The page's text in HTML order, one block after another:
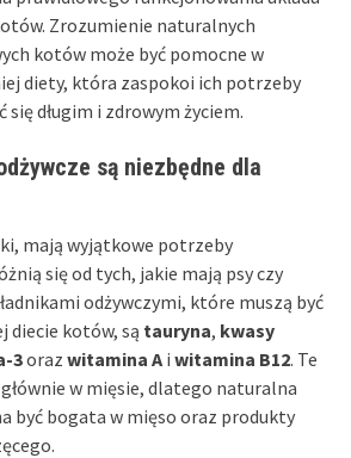
Zrozumienie naturalnych
kotów może być pomocne w
diety, która zaspokoi ich potrzeby
długim i zdrowym życiem.
są niezbędne dla
mają wyjątkowe potrzeby
się od tych, jakie mają psy czy
odżywczymi, które muszą być
diecie kotów, są tauryna, kwasy
3oraz witamina A i witamina B12. Te
w mięsie, dlatego naturalna
być bogata w mięso oraz produkty